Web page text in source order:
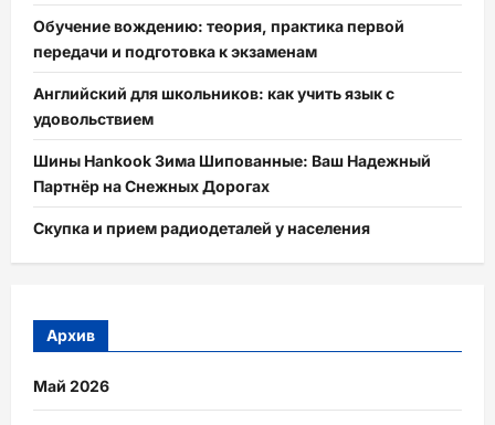
Обучение вождению: теория, практика первой
передачи и подготовка к экзаменам
Английский для школьников: как учить язык с
удовольствием
Шины Hankook Зима Шипованные: Ваш Надежный
Партнёр на Снежных Дорогах
Скупка и прием радиодеталей у населения
Архив
Май 2026